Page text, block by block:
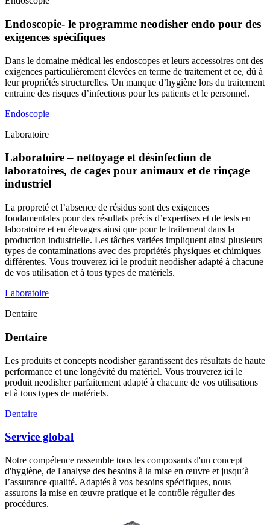
Endoscopie- le programme neodisher endo pour des
exigences spécifiques
Dans le domaine médical les endoscopes et leurs accessoires ont des
exigences particulièrement élevées en terme de traitement et ce, dû à
leur propriétés structurelles. Un manque d’hygiène lors du traitement
entraine des risques d’infections pour les patients et le personnel.
Endoscopie
Laboratoire
Laboratoire – nettoyage et désinfection de
laboratoires, de cages pour animaux et de rinçage
industriel
La propreté et l’absence de résidus sont des exigences
fondamentales pour des résultats précis d’expertises et de tests en
laboratoire et en élevages ainsi que pour le traitement dans la
production industrielle. Les tâches variées impliquent ainsi plusieurs
types de contaminations avec des propriétés physiques et chimiques
différentes. Vous trouverez ici le produit neodisher adapté à chacune
de vos utilisation et à tous types de matériels.
Laboratoire
Dentaire
Dentaire
Les produits et concepts neodisher garantissent des résultats de haute
performance et une longévité du matériel. Vous trouverez ici le
produit neodisher parfaitement adapté à chacune de vos utilisations
et à tous types de matériels.
Dentaire
Service global
Notre compétence rassemble tous les composants d'un concept
d'hygiène, de l'analyse des besoins à la mise en œuvre et jusqu’à
l’assurance qualité. Adaptés à vos besoins spécifiques, nous
assurons la mise en œuvre pratique et le contrôle régulier des
procédures.